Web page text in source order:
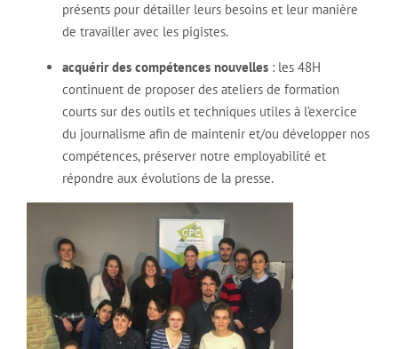
présents pour détailler leurs besoins et leur manière
de travailler avec les pigistes.
acquérir des compétences nouvelles : les 48H
continuent de proposer des ateliers de formation
courts sur des outils et techniques utiles à l’exercice
du journalisme afin de maintenir et/ou développer nos
compétences, préserver notre employabilité et
répondre aux évolutions de la presse.